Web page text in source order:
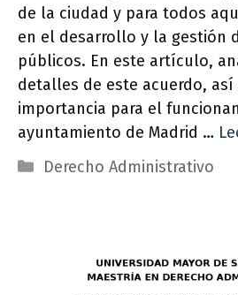
de la ciudad y para todos
en el desarrollo y la gestión
públicos. En este artículo,
detalles de este acuerdo, así
importancia para el
ayuntamiento de Madrid …
Categorías
Derecho Administrativo